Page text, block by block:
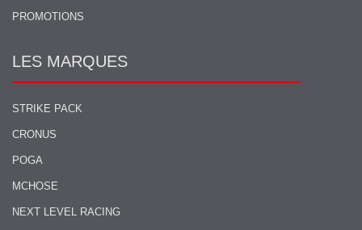
PROMOTIONS
LES MARQUES
STRIKE PACK
CRONUS
POGA
MCHOSE
NEXT LEVEL RACING